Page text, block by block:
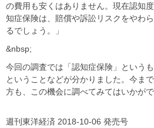
の費用も安くはありません。現在認知
知症保険は、賠償や訴訟リスクをやわ
るでしょう。」
&nbsp;
今回の調査では「認知症保険」という
ということなどが分かりました。今ま
方も、この機会に調べてみてはいかがで
週刊東洋経済 2018-10-06 発売号